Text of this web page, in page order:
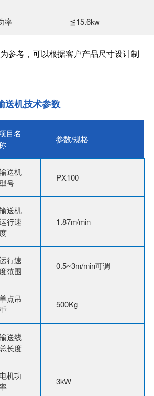
率 ≦15.6kw
参考，可以根据客户产品尺寸设计制
送机技术参数
目名
参数/规格
送机
号
PX100
送机
行速
度
1.87m/min
行速
度范围
0.5~3m/min可调
点吊
500Kg
送线
总长度
电机功
3kW